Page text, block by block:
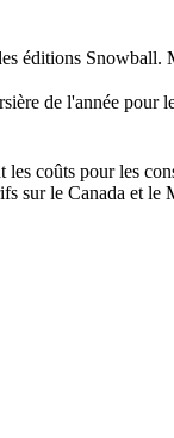
éditions Snowball.
de l'année pour
coûts pour les
sur le Canada et